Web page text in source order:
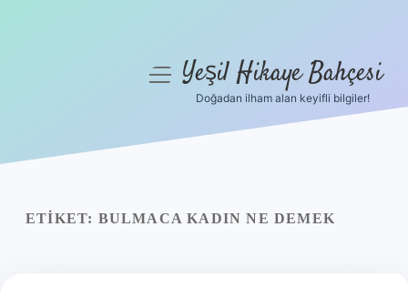
Yasal Uyarı
menüyüYeşil Hikaye Bahçesi
Doğadan ilham alan keyifli bilgiler!
ETIKET: BULMACA KADIN NE DEMEK